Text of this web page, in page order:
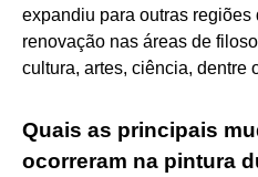
expandiu para outras regiões
renovação nas áreas de
cultura, artes, ciência, dentre
Quais as principais
ocorreram na pintura